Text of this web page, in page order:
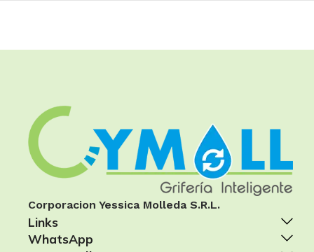
Corporacion Yessica Molleda S.R.L.
Links
WhatsApp